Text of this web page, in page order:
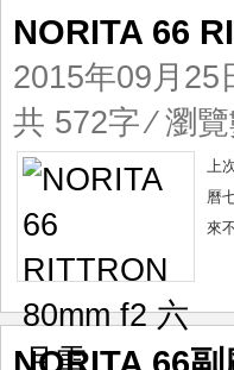
NORITA 66
2015年09月25
共 572字 ⁄ 瀏
上
曆
來